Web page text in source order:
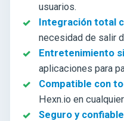
usuarios.
Integración total
necesidad de salir
Entretenimiento
aplicaciones para
Compatible con
Hexn.io en
Seguro y confiable